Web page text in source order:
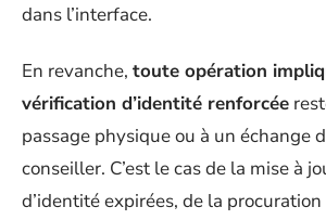
dans l’interface.
En revanche, toute opération
vérification d’identité renforcée
passage physique ou à un échange
conseiller. C’est le cas de la mise à
d’identité expirées, de la